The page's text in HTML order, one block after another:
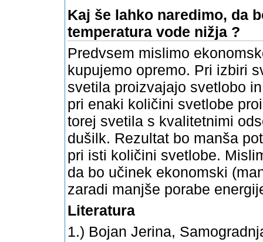
Kaj še lahko naredimo, da
temperatura vode nižja ?
Predvsem mislimo
kupujemo opremo. Pri izbiri
svetila proizvajajo svetlobo
pri enaki količini svetlobe
torej svetila s kvalitetnimi
dušilk. Rezultat bo manša
pri isti količini svetlobe.
da bo učinek ekonomski
zaradi manjše porabe
Literatura
1.) Bojan Jerina,